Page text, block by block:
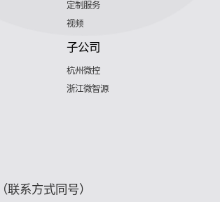
定制服务
视频
子公司
杭州微控
浙江微智源
联系方式同号）